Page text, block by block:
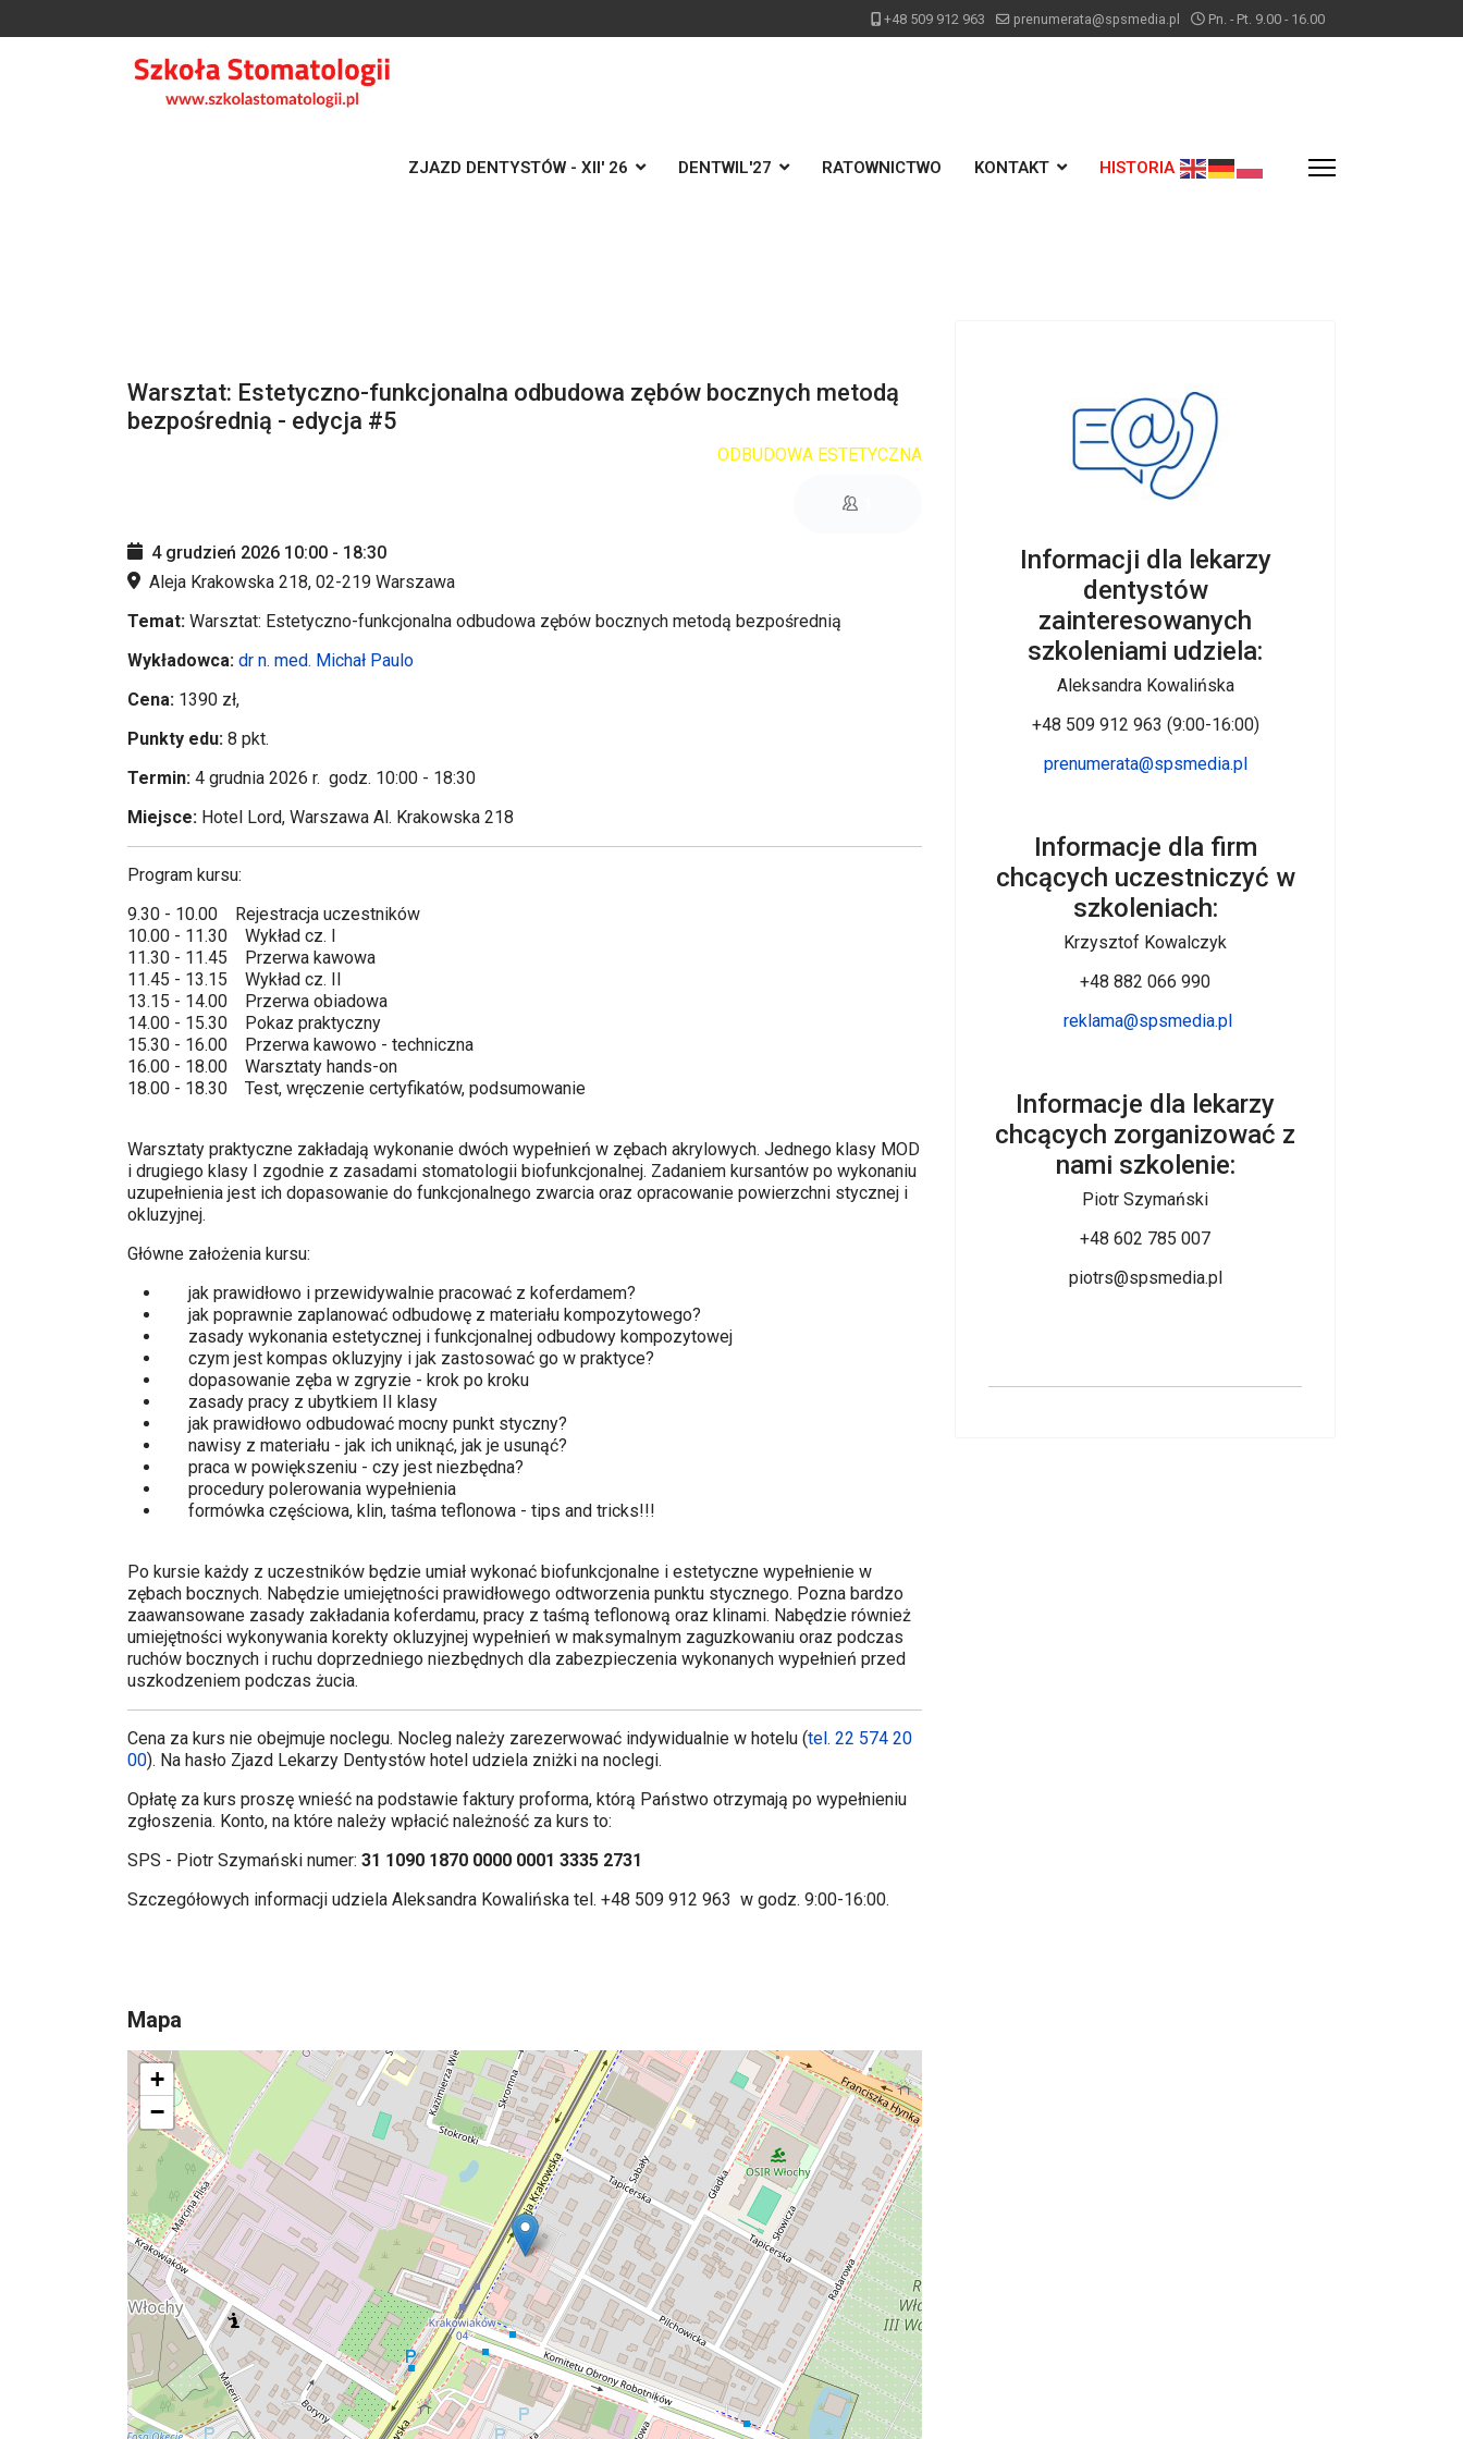
+48 509 912 963 prenumerata@spsmedia.pl Pn. - Pt. 9.00 - 16.00
ZJAZD DENTYSTÓW - XII' 26 DENTWIL'27 RATOWNICTWO KONTAKT HISTORIA
Warsztat: Estetyczno-funkcjonalna odbudowa zębów bocznych metodą
bezpośrednią - edycja #5
ODBUDOWA ESTETYCZNA
4 grudzień 2026 10:00 - 18:30
Aleja Krakowska 218, 02-219 Warszawa
Temat: Warsztat: Estetyczno-funkcjonalna odbudowa zębów bocznych metodą bezpośrednią
Wykładowca: dr n. med. Michał Paulo
Cena: 1390 zł,
Punkty edu: 8 pkt.
Termin: 4 grudnia 2026 r. godz. 10:00 - 18:30
Miejsce: Hotel Lord, Warszawa Al. Krakowska 218
Program kursu:
9.30 - 10.00 Rejestracja uczestników
10.00 - 11.30 Wykład cz. I
11.30 - 11.45 Przerwa kawowa
11.45 - 13.15 Wykład cz. II
13.15 - 14.00 Przerwa obiadowa
14.00 - 15.30 Pokaz praktyczny
15.30 - 16.00 Przerwa kawowo - techniczna
16.00 - 18.00 Warsztaty hands-on
18.00 - 18.30 Test, wręczenie certyfikatów, podsumowanie
Warsztaty praktyczne zakładają wykonanie dwóch wypełnień w zębach akrylowych. Jednego klasy MOD
i drugiego klasy I zgodnie z zasadami stomatologii biofunkcjonalnej. Zadaniem kursantów po wykonaniu
uzupełnienia jest ich dopasowanie do funkcjonalnego zwarcia oraz opracowanie powierzchni stycznej i
okluzyjnej.
Główne założenia kursu:
jak prawidłowo i przewidywalnie pracować z koferdamem?
jak poprawnie zaplanować odbudowę z materiału kompozytowego?
zasady wykonania estetycznej i funkcjonalnej odbudowy kompozytowej
czym jest kompas okluzyjny i jak zastosować go w praktyce?
dopasowanie zęba w zgryzie - krok po kroku
zasady pracy z ubytkiem II klasy
jak prawidłowo odbudować mocny punkt styczny?
nawisy z materiału - jak ich uniknąć, jak je usunąć?
praca w powiększeniu - czy jest niezbędna?
procedury polerowania wypełnienia
formówka częściowa, klin, taśma teflonowa - tips and tricks!!!
Po kursie każdy z uczestników będzie umiał wykonać biofunkcjonalne i estetyczne wypełnienie w
zębach bocznych. Nabędzie umiejętności prawidłowego odtworzenia punktu stycznego. Pozna bardzo
zaawansowane zasady zakładania koferdamu, pracy z taśmą teflonową oraz klinami. Nabędzie również
umiejętności wykonywania korekty okluzyjnej wypełnień w maksymalnym zaguzkowaniu oraz podczas
ruchów bocznych i ruchu doprzedniego niezbędnych dla zabezpieczenia wykonanych wypełnień przed
uszkodzeniem podczas żucia.
Cena za kurs nie obejmuje noclegu. Nocleg należy zarezerwować indywidualnie w hotelu (tel. 22 574 20
00). Na hasło Zjazd Lekarzy Dentystów hotel udziela zniżki na noclegi.
Opłatę za kurs proszę wnieść na podstawie faktury proforma, którą Państwo otrzymają po wypełnieniu
zgłoszenia. Konto, na które należy wpłacić należność za kurs to:
SPS - Piotr Szymański numer: 31 1090 1870 0000 0001 3335 2731
Szczegółowych informacji udziela Aleksandra Kowalińska tel. +48 509 912 963 w godz. 9:00-16:00.
Mapa
+
−
Informacji dla lekarzy
dentystów
zainteresowanych
szkoleniami udziela:
Aleksandra Kowalińska
+48 509 912 963 (9:00-16:00)
prenumerata@spsmedia.pl
Informacje dla firm
chcących uczestniczyć w
szkoleniach:
Krzysztof Kowalczyk
+48 882 066 990
reklama@spsmedia.pl
Informacje dla lekarzy
chcących zorganizować z
nami szkolenie:
Piotr Szymański
+48 602 785 007
piotrs@spsmedia.pl